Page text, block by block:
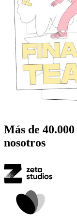
Más de 40.000
nosotros